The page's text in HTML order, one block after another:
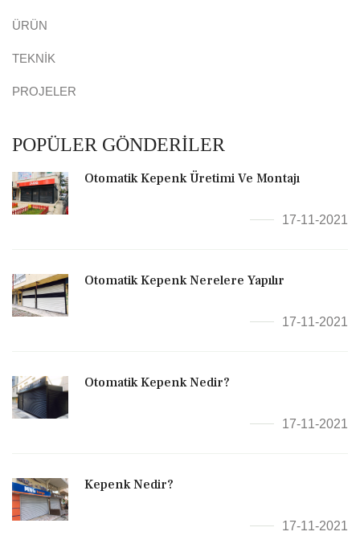
ÜRÜN
TEKNİK
PROJELER
POPÜLER GÖNDERİLER
Otomatik Kepenk Üretimi Ve Montajı
17-11-2021
Otomatik Kepenk Nerelere Yapılır
17-11-2021
Otomatik Kepenk Nedir?
17-11-2021
Kepenk Nedir?
17-11-2021